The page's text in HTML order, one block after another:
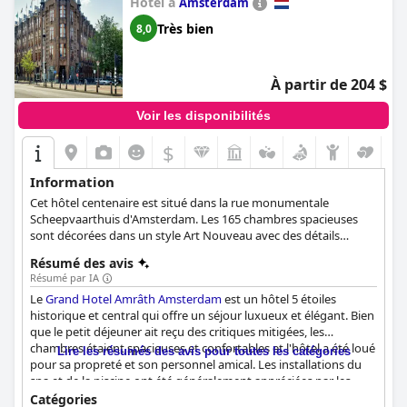
paisible, la qualité du service et l'emplacement pratique font que
l'hôtel vaut la peine d'être visité malgré quelques problèmes
mineurs.
8,0 Très bien
À partir de 204 $
Voir les disponibilités
$
Information
Cet hôtel centenaire est situé dans la rue monumentale
Scheepvaarthuis d'Amsterdam. Les 165 chambres spacieuses
sont décorées dans un style Art Nouveau avec des détails
Résumé des avis
Résumé par IA
LeGrand Hotel Amrâth Amsterdamest un hôtel 5 étoiles
historique et central qui offre un séjour luxueux et élégant. Bien
que le petit déjeuner ait reçu des critiques mitigées, les
chambres étaient spacieuses et confortables et l'hôtel a été loué
pour sa propreté et son personnel amical. Les installations du
spa et de la piscine ont été généralement appréciées par les
clients, bien que certains aient noté des problèmes d'entretien.
Lire les résumés des avis pour toutes les catégories
Catégories